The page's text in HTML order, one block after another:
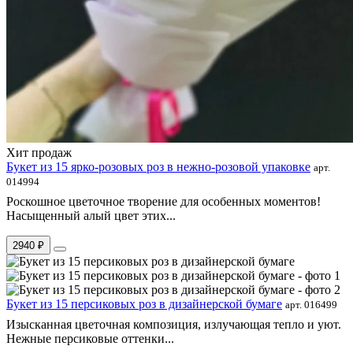
Хит продаж
Букет из 15 ярко-розовых роз в нежно-розовой упаковке арт.
014994
Роскошное цветочное творение для особенных моментов!
Насыщенный алый цвет этих...
2940 ₽
Букет из 15 персиковых роз в дизайнерской бумаге арт. 016499
Изысканная цветочная композиция, излучающая тепло и уют.
Нежные персиковые оттенки...